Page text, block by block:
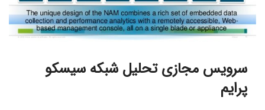
سرویس مجازی تحلیل شبکه سیسکو
پرایم